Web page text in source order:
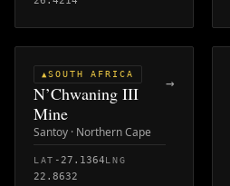
▲ SOUTH AFRICA
N’Chwaning III
Mine
Santoy · Northern Cape
LAT -27.1364LNG
22.8632
→